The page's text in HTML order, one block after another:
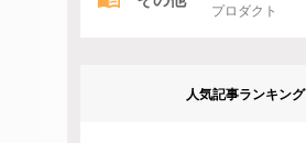
プロダクト
人気記事ランキング